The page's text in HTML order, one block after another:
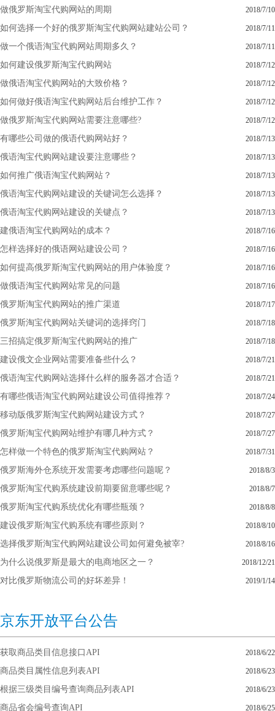
做俄罗斯淘宝代购网站的周期 2018/7/10
如何选择一个好的俄罗斯淘宝代购网站建站公司？ 2018/7/11
做一个俄语淘宝代购网站周期多久？ 2018/7/11
如何建设俄罗斯淘宝代购网站 2018/7/12
做俄语淘宝代购网站的大致价格？ 2018/7/12
如何做好俄语淘宝代购网站后台维护工作？ 2018/7/12
做俄罗斯淘宝代购网站需要注意哪些? 2018/7/12
有哪些公司做的俄语代购网站好？ 2018/7/13
俄语淘宝代购网站建设要注意哪些？ 2018/7/13
如何推广俄语淘宝代购网站？ 2018/7/13
俄语淘宝代购网站建设的关键词怎么选择？ 2018/7/13
俄语淘宝代购网站建设的关键点？ 2018/7/13
建俄语淘宝代购网站的成本？ 2018/7/16
怎样选择好的俄语网站建设公司？ 2018/7/16
如何提高俄罗斯淘宝代购网站的用户体验度？ 2018/7/16
做俄语淘宝代购网站常见的问题 2018/7/16
俄罗斯淘宝代购网站的推广渠道 2018/7/17
俄罗斯淘宝代购网站关键词的选择窍门 2018/7/18
三招搞定俄罗斯淘宝代购网站的推广 2018/7/18
建设俄文企业网站需要准备些什么？ 2018/7/21
俄语淘宝代购网站选择什么样的服务器才合适？ 2018/7/21
有哪些俄语淘宝代购网站建设公司值得推荐？ 2018/7/24
移动版俄罗斯淘宝代购网站建设方式？ 2018/7/27
俄罗斯淘宝代购网站维护有哪几种方式？ 2018/7/27
怎样做一个特色的俄罗斯淘宝代购网站？ 2018/7/31
俄罗斯海外仓系统开发需要考虑哪些问题呢？ 2018/8/3
俄罗斯淘宝代购系统建设前期要留意哪些呢？ 2018/8/7
俄罗斯淘宝代购系统优化有哪些瓶颈？ 2018/8/8
建设俄罗斯淘宝代购系统有哪些原则？ 2018/8/10
选择俄罗斯淘宝代购网站建设公司如何避免被宰? 2018/8/16
为什么说俄罗斯是最大的电商地区之一？ 2018/12/21
对比俄罗斯物流公司的好坏差异！ 2019/1/14
京东开放平台公告
获取商品类目信息接口API 2018/6/22
商品类目属性信息列表API 2018/6/23
根据三级类目编号查询商品列表API 2018/6/23
商品省会编号查询API 2018/6/25